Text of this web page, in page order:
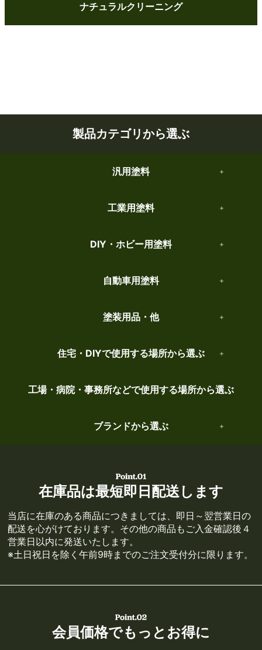
ナチュラルクリーニング
製品カテゴリから選ぶ
汎用塗料
工業用塗料
DIY・ホビー用塗料
自動車用塗料
塗装用品・他
住宅・DIYで使用する場所から選ぶ
工場・病院・事務所などで使用する場所から選ぶ
ブランドから選ぶ
在庫品は最短即日配送します
当店に在庫のある商品につきましては、即日～翌営業日の
配送を心がけております。その他の商品もご入金確認後４
営業日以内に発送いたします。
※土日祝日を除く午前9時までのご注文受付分に限ります。
会員価格でもっとお得に